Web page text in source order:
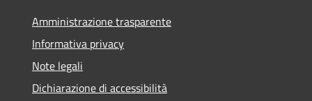
Amministrazione trasparente
Informativa privacy
Note legali
Dichiarazione di accessibilità